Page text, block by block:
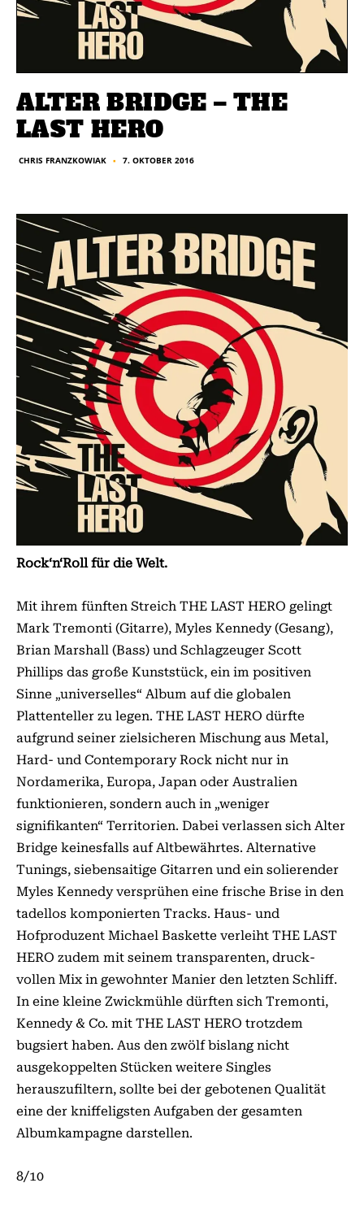
ALTER BRIDGE – THE
LAST HERO
CHRIS FRANZKOWIAK ■ 7. OKTOBER 2016
Rock‘n‘Roll für die Welt.
Mit ihrem fünften Streich THE LAST HERO gelingt
Mark Tre­monti (Gitarre), Myles Kennedy (Gesang),
Brian Marshall (Bass) und Schlagzeuger Scott
Phillips das große Kunststück, ein im positiven
Sinne „universelles“ Album auf die globalen
Plattenteller zu legen. THE LAST HERO dürfte
aufgrund seiner zielsicheren Mischung aus Metal,
Hard- und Contem­porary Rock nicht nur in
Nordamerika, Europa, Japan oder Australien
funktionieren, sondern auch in „weniger
signifikanten“ Territorien. Dabei verlassen sich Alter
Bridge keinesfalls auf Altbewährtes. Alternative
Tunings, siebensaitige Gitarren und ein solierender
Myles Kennedy versprühen eine frische Brise in den
tadellos komponierten Tracks. Haus- und
Hofproduzent Michael Baskette verleiht THE LAST
HERO zudem mit seinem transparenten, druck­­
vollen Mix in gewohnter Manier den letzten Schliff.
In eine kleine Zwickmühle dürften sich Tremonti,
Kennedy & Co. mit THE LAST HERO trotz­­dem
bugsiert haben. Aus den zwölf bislang nicht
ausgekoppelten Stücken weitere Singles
herauszufiltern, sollte bei der gebotenen Qualität
eine der kniffeligsten Aufgaben der gesamten
Albumkampagne darstellen.
8/10